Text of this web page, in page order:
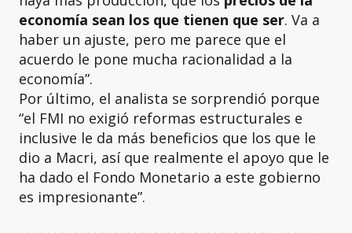
economía sean los que tienen que ser. Va a
haber un ajuste, pero me parece que el
acuerdo le pone mucha racionalidad a la
economía”.
Por último, el analista se sorprendió porque
“el FMI no exigió reformas estructurales e
inclusive le da más beneficios que los que le
dio a Macri, así que realmente el apoyo que le
ha dado el Fondo Monetario a este gobierno
es impresionante”.